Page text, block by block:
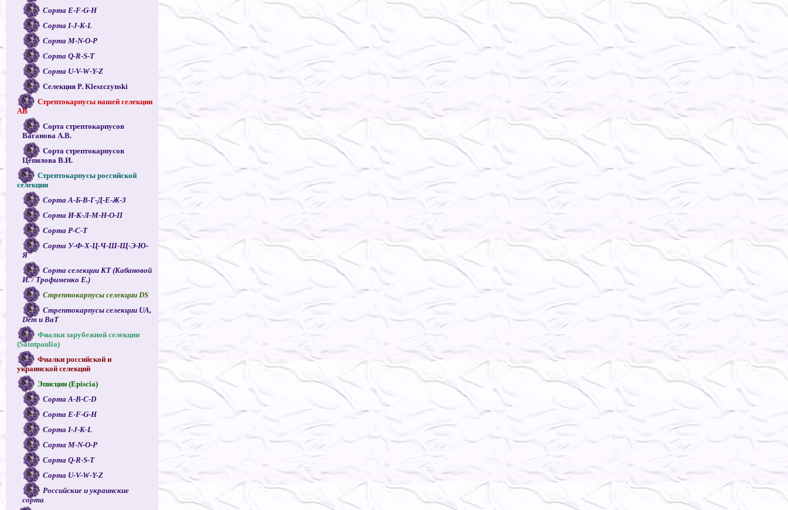
Сорта E-F-G-H
Сорта I-J-K-L
Сорта M-N-O-P
Сорта Q-R-S-T
Сорта U-V-W-Y-Z
Селекция P. Kleszczynski
Стрептокарпусы нашей селекции
АВ
Сорта стрептокарпусов
Ваганова А.В.
Сорта стрептокарпусов
Цепилова В.И.
Стрептокарпусы российской
селекции
Сорта А-Б-В-Г-Д-Е-Ж-З
Сорта И-К-Л-М-Н-О-П
Сорта Р-С-Т
Сорта У-Ф-Х-Ц-Ч-Ш-Щ-Э-Ю-
Я
Сорта селекции КТ (Кабановой
И. / Трофименко Е.)
Стрептокарпусы селекции DS
Стрептокарпусы селекции UA,
Dem и ВаТ
Фиалки зарубежной селекции
(Saintpaulia)
Фиалки российской и
украинской селекций
Эписции (Episcia)
Сорта A-B-C-D
Сорта E-F-G-H
Сорта I-J-K-L
Сорта M-N-O-P
Сорта Q-R-S-T
Сорта U-V-W-Y-Z
Российские и украинские
сорта